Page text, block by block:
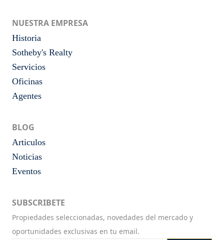
NUESTRA EMPRESA
Historia
Sotheby's Realty
Servicios
Oficinas
Agentes
BLOG
Articulos
Noticias
Eventos
SUBSCRIBETE
Propiedades seleccionadas, novedades del mercado y
oportunidades exclusivas en tu email.